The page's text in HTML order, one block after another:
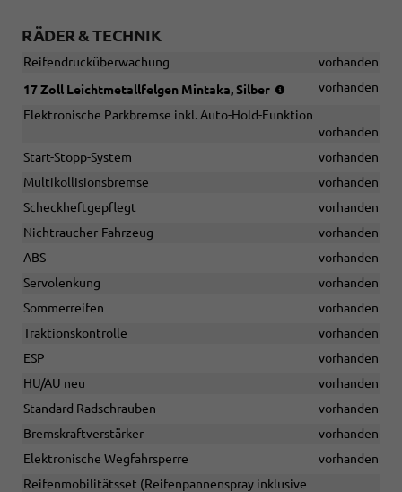
RÄDER & TECHNIK
Reifendrucküberwachung
vorhanden
17 Zoll Leichtmetallfelgen Mintaka, Silber
(Bereifung
R17)
vorhanden
Elektronische Parkbremse inkl. Auto-Hold-Funktion
vorhanden
Start-Stopp-System
vorhanden
Multikollisionsbremse
vorhanden
Scheckheftgepflegt
vorhanden
Nichtraucher-Fahrzeug
vorhanden
ABS
vorhanden
Servolenkung
vorhanden
Sommerreifen
vorhanden
Traktionskontrolle
vorhanden
ESP
vorhanden
HU/AU neu
vorhanden
Standard Radschrauben
vorhanden
Bremskraftverstärker
vorhanden
Elektronische Wegfahrsperre
vorhanden
Reifenmobilitätsset (Reifenpannenspray inklusive